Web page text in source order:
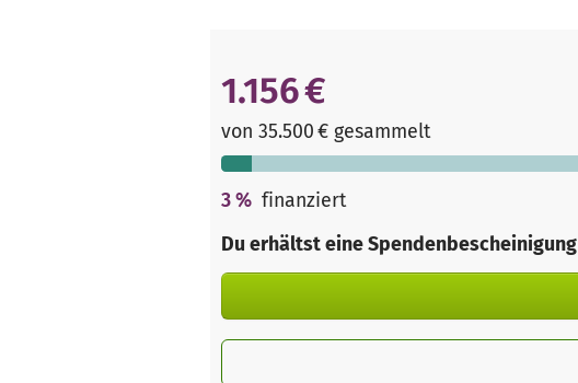
1.156 €
von 35.500 € gesammelt
3% finanziert
Du erhältst eine Spendenbescheinigung